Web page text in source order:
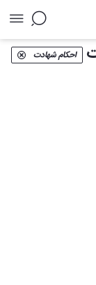
احکام شهادت